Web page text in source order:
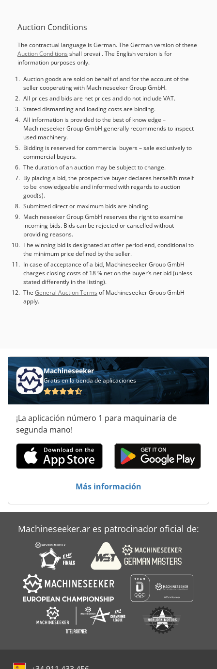
uso y puede ser inspeccionada bajo corriente previa cita.
y dispositivos de sujeción mostrados solo se incluyen en el
suministro si así se indica en la información adicional.
¡Sujeto a cambios y errores en los datos y especificaciones
técnicas, así como a venta previa!
Auction Conditions
The contractual language is German. The German version of these
Auction Conditions shall prevail. The English version is for
information purposes only.
Auction goods are sold on behalf of and for the account of the
seller cooperating with Machineseeker Group GmbH.
All prices and bids are net prices and do not include VAT.
Stated dismantling and loading costs are binding.
All information is provided to the best of knowledge –
Machineseeker Group GmbH generally recommends to inspect
used machinery.
Bidding is reserved for commercial buyers – sale exclusively to
commercial buyers.
The duration of an auction may be subject to change.
By placing a bid, the prospective buyer declares herself/himself
to be knowledgeable and informed with regards to auction
good(s).
Submitted direct or maximum bids are binding.
Machineseeker Group GmbH reserves the right to examine
incoming bids. Bids can be rejected or cancelled without
providing reasons.
The winning bid is designated at offer period end, conditional to
the minimum price defined by the seller.
In case of acceptance of a bid, Machineseeker Group GmbH
charges closing costs of 18 % net on the buyer’s net bid (unless
stated differently in the listing).
The General Auction Terms of Machineseeker Group GmbH
apply.
Machineseeker
Gratis en la tienda de aplicaciones
¡La aplicación número 1 para maquinaria de
segunda mano!
Más información
Machineseeker.ar es patrocinador oficial de: